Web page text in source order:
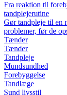
Fra reaktion til
tandplejerutine
Gør tandpleje til en
problemer, før de
Tænder
Tænder
Tandpleje
Mundsundhed
Forebyggelse
Tandlæge
Sund livsstil